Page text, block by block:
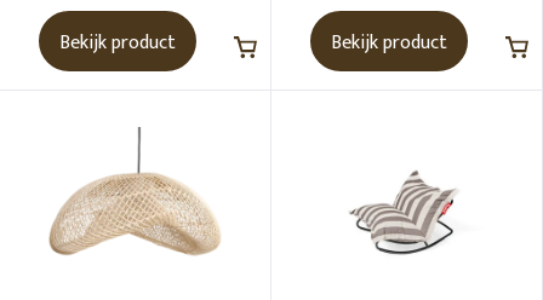
Bekijk product Bekijk product